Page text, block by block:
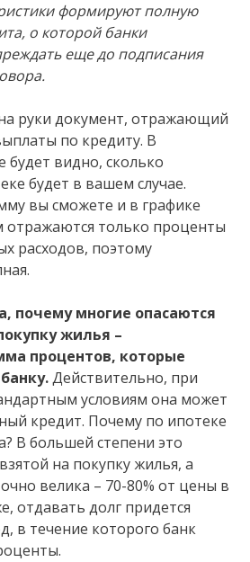
формируют полную
о которой банки
еще до подписания
руки документ, отражающий
по кредиту. В
будет видно, сколько
будет в вашем случае.
вы сможете и в графике
отражаются только проценты
расходов, поэтому
почему многие опасаются
жилья –
процентов, которые
Действительно, при
условиям она может
кредит. Почему по ипотеке
В большей степени это
на покупку жилья, а
велика – 70-80% от цены в
отдавать долг придется
в течение которого банк